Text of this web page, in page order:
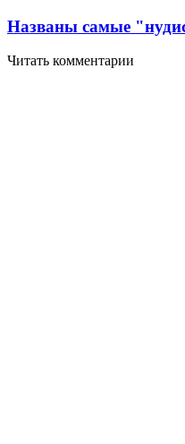
Названы самые
Читать комментарии